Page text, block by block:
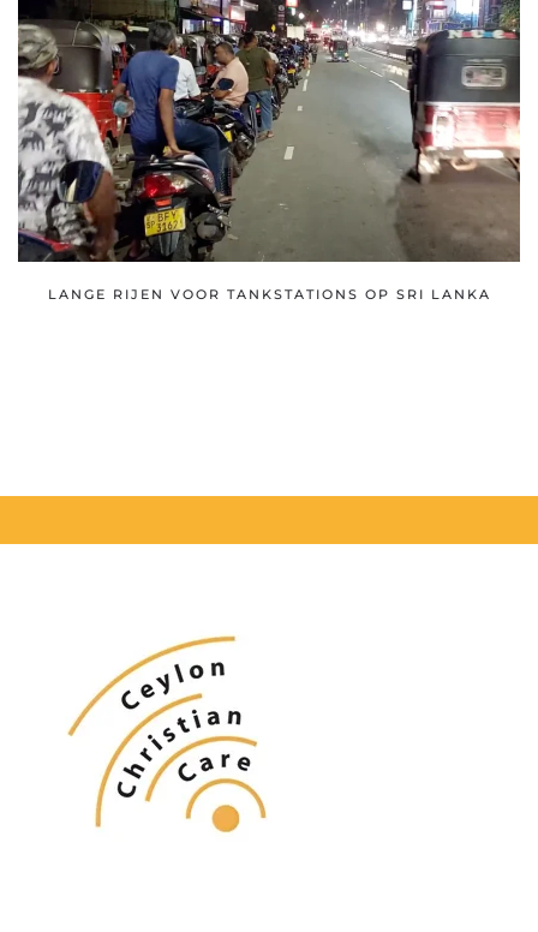
LANGE RIJEN VOOR TANKSTATIONS OP SRI LANKA